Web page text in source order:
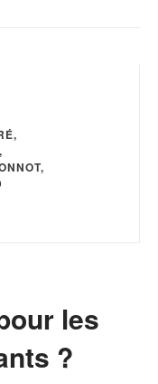
les
?